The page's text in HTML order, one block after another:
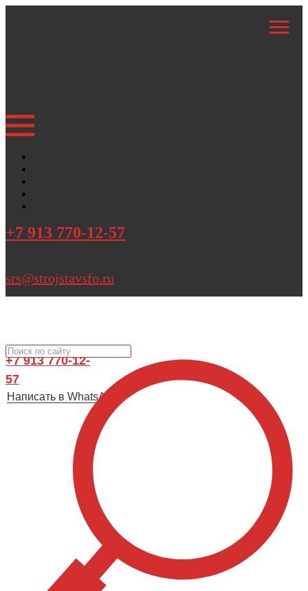
+7 913 770-12-57
srs@strojstavsfo.ru
+7 913 770-12-
57
Написать в WhatsApp